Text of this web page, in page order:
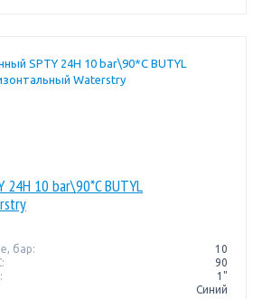
24H 10 bar\90*C BUTYL
бар:
10
90
1"
Синий